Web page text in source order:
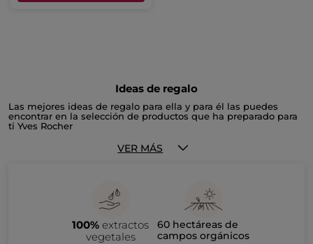
Ideas de regalo
Las mejores ideas de regalo para ella y para él las puedes
encontrar en la selección de productos que ha preparado para
ti Yves Rocher
VER MÁS
100% extractos
vegetales
60 hectáreas de
campos orgánicos